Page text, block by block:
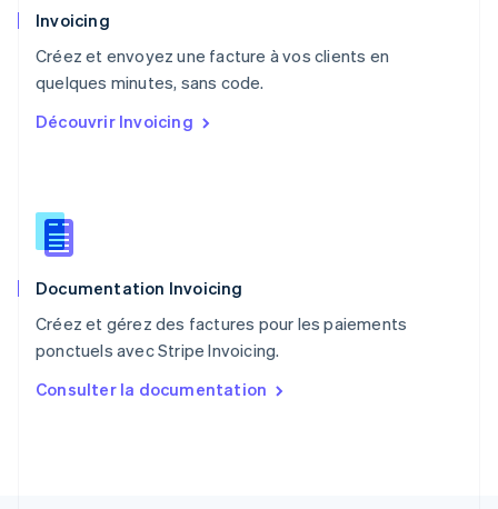
Invoicing
Créez et envoyez une facture à vos clients en
quelques minutes, sans code.
Découvrir Invoicing
Documentation Invoicing
Créez et gérez des factures pour les paiements
ponctuels avec Stripe Invoicing.
Consulter la documentation
Pays-Bas
Nederlands
Pologne
English
PortuguêsEnglish
English
Roumanie
Royaume-Uni
Singapour
English 简体中文
English